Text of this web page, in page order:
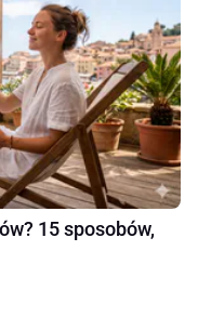
15 sposobów,